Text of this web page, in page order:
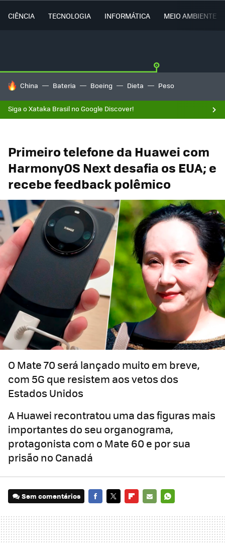
CIÊNCIA TECNOLOGIA INFORMÁTICA MEIO AMBIENTE
TENDÊNCIAS DO DIA
China Bateria Boeing Dieta Peso
Siga o Xataka Brasil no Google Discover!
Primeiro telefone da Huawei com
HarmonyOS Next desafia os EUA; e
recebe feedback polêmico
O Mate 70 será lançado muito em breve,
com 5G que resistem aos vetos dos
Estados Unidos
A Huawei recontratou uma das figuras mais
importantes do seu organograma,
protagonista com o Mate 60 e por sua
prisão no Canadá
Sem comentários
MAIL